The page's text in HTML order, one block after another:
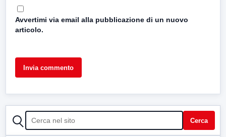
Avvertimi via email alla pubblicazione di un nuovo
articolo.
CERCA Cerca